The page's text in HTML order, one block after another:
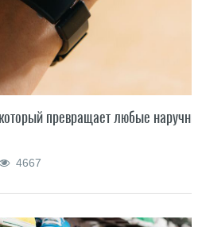
превращает любые
4667